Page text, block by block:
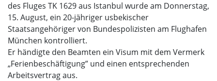
des Fluges TK 1629 aus Istanbul wurde am Donnerstag,
15. August, ein 20-jähriger usbekischer
Staatsangehöriger von Bundespolizisten am Flughafen
München kontrolliert.
Er händigte den Beamten ein Visum mit dem Vermerk
„Ferienbeschäftigung” und einen entsprechenden
Arbeitsvertrag aus.